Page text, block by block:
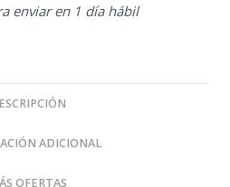
enviar en 1 día hábil
ADICIONAL
OFERTAS